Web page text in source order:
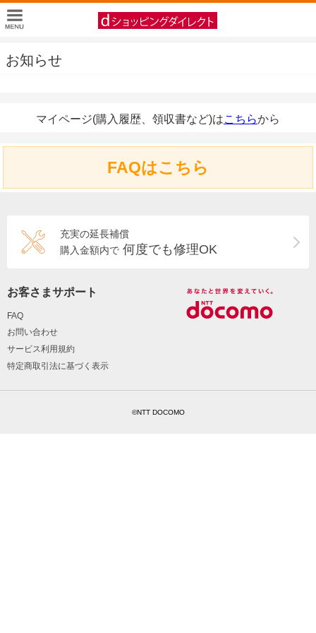
お知らせ
マイページ(購入履歴、領収書など)はこちらから
FAQはこちら
充実の延長補償
購入金額内で 何度でも修理OK
お客さまサポート
FAQ
お問い合わせ
サービス利用規約
特定商取引法に基づく表示
©NTT DOCOMO